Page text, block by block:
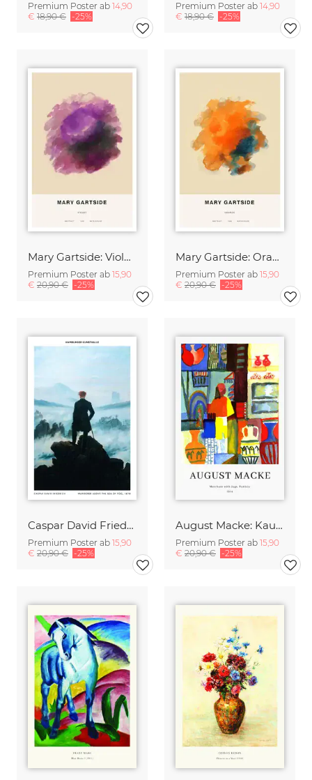
Premium Poster ab 14,90
€ 18,90 € -25%
Premium Poster ab 14,90
€ 18,90 € -25%
Mary Gartside: Violett
Premium Poster ab 15,90
€ 20,90 € -25%
Mary Gartside: Orange
Premium Poster ab 15,90
€ 20,90 € -25%
Caspar David Friedrich - der Wanderer über dem Nebelmeer
Premium Poster ab 15,90
€ 20,90 € -25%
August Macke: Kaufmann mit Krügen - Ausstellungsposter
Premium Poster ab 15,90
€ 20,90 € -25%